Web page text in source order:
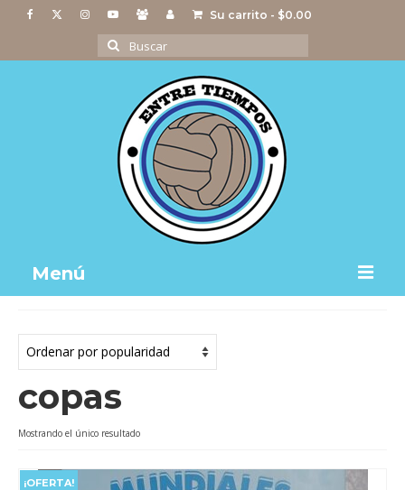
Su carrito - $0.00
Buscar
por:
Menú
Actividades
Imágenes
Videos
Tienda
copas
Mostrando el único resultado
¡OFERTA!